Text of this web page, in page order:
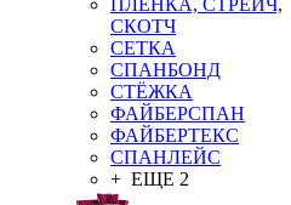
ПЛЁНКА, СТРЕЙЧ,
СКОТЧ
СЕТКА
СПАНБОНД
СТЁЖКА
ФАЙБЕРСПАН
ФАЙБЕРТЕКС
СПАНЛЕЙС
+ ЕЩЕ 2